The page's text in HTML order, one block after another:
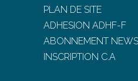
PLAN DE SITE
ADHESION ADHF-F
ABONNEMENT
INSCRIPTION C.A